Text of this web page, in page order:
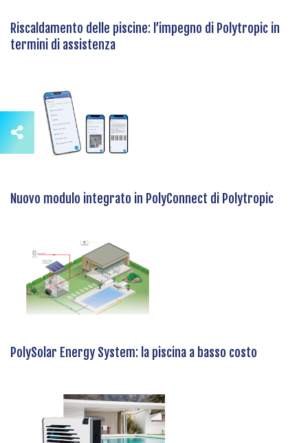
Riscaldamento delle piscine: l’impegno di Polytropic in
termini di assistenza
Nuovo modulo integrato in PolyConnect di Polytropic
PolySolar Energy System: la piscina a basso costo